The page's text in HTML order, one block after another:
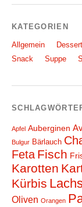
KATEGORIEN
Allgemein
Snack
Suppe
Apfel Auberginen
Bulgur Bärlauch
Feta Fisch
Karotten
Kürbis
Oliven Orangen